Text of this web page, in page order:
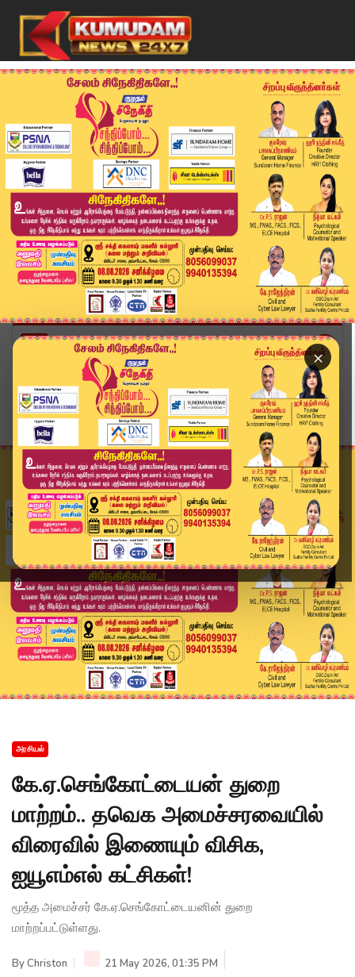
×
Home
அரசியல்
கே.ஏ.செங்கோட்டையன் துறை மாற்றம்.. தவெக அமைச்சரவ...
அரசியல்
கே.ஏ.செங்கோட்டையன் துறை
மாற்றம்.. தவெக அமைச்சரவையில்
விரைவில் இணையும் விசிக,
ஐயூஎம்எல் கட்சிகள்!
மூத்த அமைச்சர் கே.ஏ.செங்கோட்டையனின் துறை
மாற்றப்பட்டுள்ளது.
ByChriston
21 May 2026, 01:35 PM